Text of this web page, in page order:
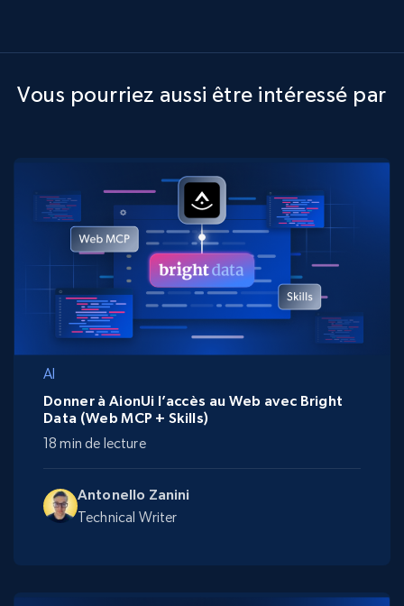
Vous pourriez aussi être intéressé par
AI
Antonello Zanini
Technical Writer
Donner à AionUi l’accès au Web avec Bright
Data (Web MCP + Skills)
18 min de lecture